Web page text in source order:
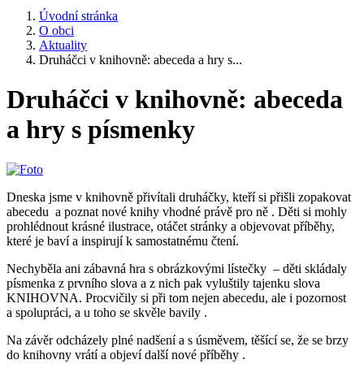
Úvodní stránka
O obci
Aktuality
Druháčci v knihovně: abeceda a hry s...
Druháčci v knihovně: abeceda
a hry s písmenky
Dneska jsme v knihovně přivítali druháčky, kteří si přišli zopakovat
abecedu a poznat nové knihy vhodné právě pro ně . Děti si mohly
prohlédnout krásné ilustrace, otáčet stránky a objevovat příběhy,
které je baví a inspirují k samostatnému čtení.
Nechyběla ani zábavná hra s obrázkovými lístečky – děti skládaly
písmenka z prvního slova a z nich pak vyluštily tajenku slova
KNIHOVNA. Procvičily si při tom nejen abecedu, ale i pozornost
a spolupráci, a u toho se skvěle bavily .
Na závěr odcházely plné nadšení a s úsměvem, těšící se, že se brzy
do knihovny vrátí a objeví další nové příběhy .